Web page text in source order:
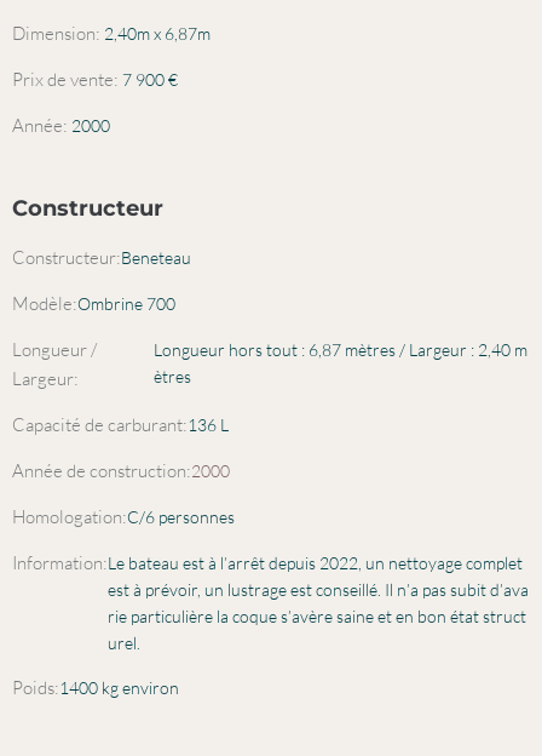
Dimension: 2,40m x 6,87m
Prix ​​de vente: 7 900€
Année: 2000
Constructeur
Constructeur:Beneteau
Modèle:Ombrine 700
Longueur /
Largeur:
Longueur hors tout : 6,87 mètres / Largeur : 2,40 m
ètres
Capacité de carburant:136 L
Année de construction:2000
Homologation:C/6 personnes
Information:Le bateau est à l’arrêt depuis 2022, un nettoyage complet
est à prévoir, un lustrage est conseillé. Il n’a pas subit d’ava
rie particulière la coque s’avère saine et en bon état struct
urel.
Poids:1400 kg environ